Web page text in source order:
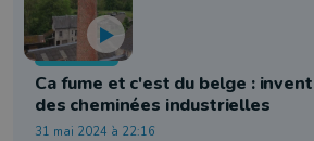
Patrimoine
Ca fume et c'est du belge :
des cheminées industrielles
31 mai 2024 à 22:16